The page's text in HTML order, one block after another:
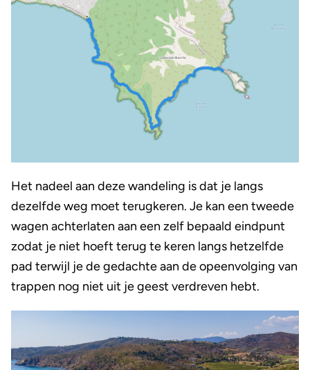
Het nadeel aan deze wandeling is dat je langs
dezelfde weg moet terugkeren. Je kan een tweede
wagen achterlaten aan een zelf bepaald eindpunt
zodat je niet hoeft terug te keren langs hetzelfde
pad terwijl je de gedachte aan de opeenvolging van
trappen nog niet uit je geest verdreven hebt.